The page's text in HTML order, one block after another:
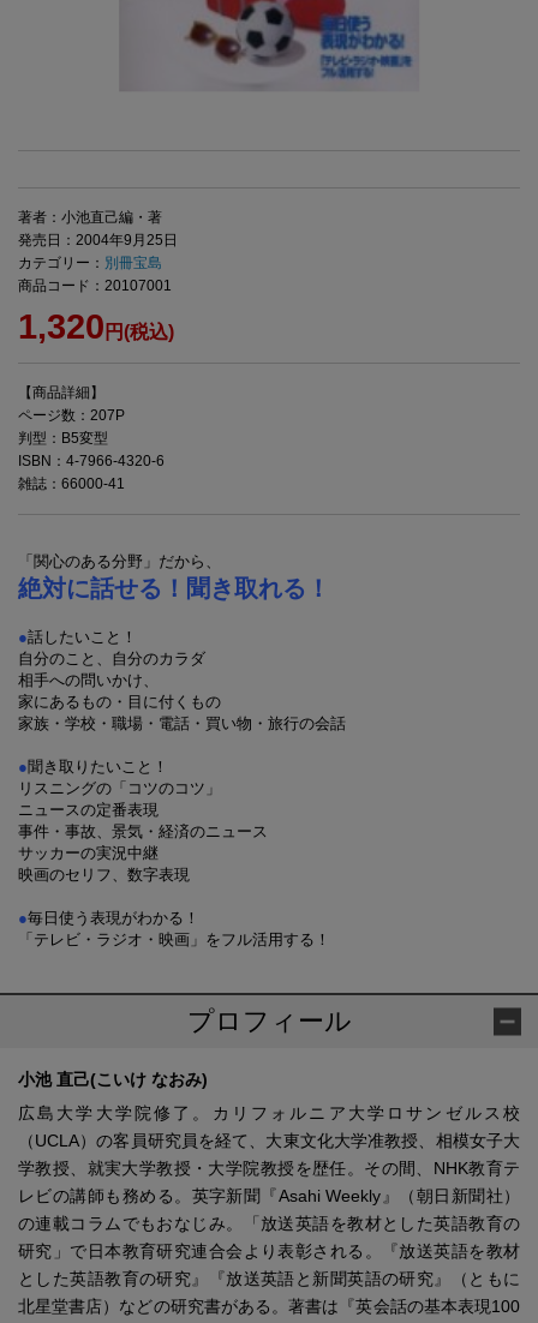
著者：小池直己編・著
発売日：2004年9月25日
カテゴリー： 別冊宝島
商品コード：20107001
1,320 円(税込)
【商品詳細】
ページ数：207P
判型：B5変型
ISBN：4-7966-4320-6
雑誌：66000-41
「関心のある分野」だから、
絶対に話せる！聞き取れる！
●話したいこと！
自分のこと、自分のカラダ
相手への問いかけ、
家にあるもの・目に付くもの
家族・学校・職場・電話・買い物・旅行の会話
●聞き取りたいこと！
リスニングの「コツのコツ」
ニュースの定番表現
事件・事故、景気・経済のニュース
サッカーの実況中継
映画のセリフ、数字表現
●毎日使う表現がわかる！
「テレビ・ラジオ・映画」をフル活用する！
プロフィール
小池 直己(こいけ なおみ)
広島大学大学院修了。カリフォルニア大学ロサンゼルス校
（UCLA）の客員研究員を経て、大東文化大学准教授、相模女子大
学教授、就実大学教授・大学院教授を歴任。その間、NHK教育テ
レビの講師も務める。英字新聞『Asahi Weekly』（朝日新聞社）
の連載コラムでもおなじみ。「放送英語を教材とした英語教育の
研究」で日本教育研究連合会より表彰される。『放送英語を教材
とした英語教育の研究』『放送英語と新聞英語の研究』（ともに
北星堂書店）などの研究書がある。著書は『英会話の基本表現100